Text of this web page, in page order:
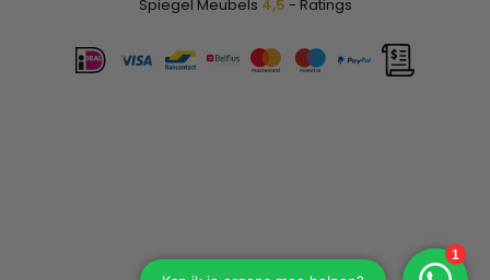
Spiegel Meubels 4,5 - Ratings